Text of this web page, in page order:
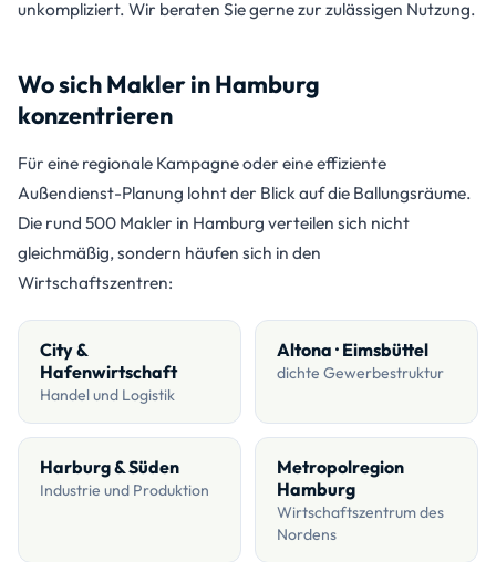
unkompliziert. Wir beraten Sie gerne zur zulässigen Nutzung.
Wo sich Makler in Hamburg
konzentrieren
Für eine regionale Kampagne oder eine effiziente
Außendienst-Planung lohnt der Blick auf die Ballungsräume.
Die rund 500 Makler in Hamburg verteilen sich nicht
gleichmäßig, sondern häufen sich in den
Wirtschaftszentren:
City &
Hafenwirtschaft
Handel und Logistik
Altona · Eimsbüttel
dichte Gewerbestruktur
Harburg & Süden
Industrie und Produktion
Metropolregion
Hamburg
Wirtschaftszentrum des
Nordens